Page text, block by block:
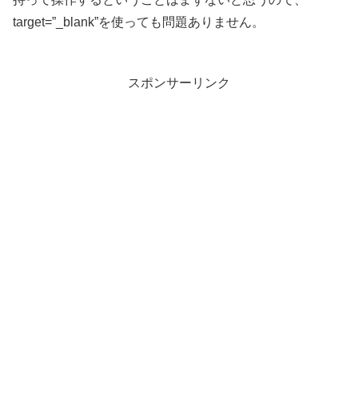
target=”_blank”を使っても問題ありません。
スポンサーリンク